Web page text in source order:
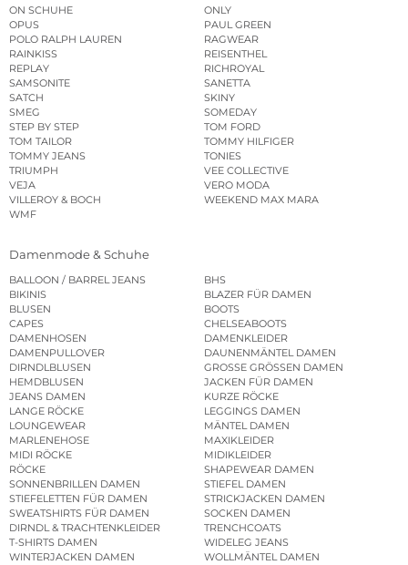
ON SCHUHE
ONLY
OPUS
PAUL GREEN
POLO RALPH LAUREN
RAGWEAR
RAINKISS
REISENTHEL
REPLAY
RICHROYAL
SAMSONITE
SANETTA
SATCH
SKINY
SMEG
SOMEDAY
STEP BY STEP
TOM FORD
TOM TAILOR
TOMMY HILFIGER
TOMMY JEANS
TONIES
TRIUMPH
VEE COLLECTIVE
VEJA
VERO MODA
VILLEROY & BOCH
WEEKEND MAX MARA
WMF
Damenmode & Schuhe
BALLOON / BARREL JEANS
BHS
BIKINIS
BLAZER FÜR DAMEN
BLUSEN
BOOTS
CAPES
CHELSEABOOTS
DAMENHOSEN
DAMENKLEIDER
DAMENPULLOVER
DAUNENMÄNTEL DAMEN
DIRNDLBLUSEN
GROSSE GRÖSSEN DAMEN
HEMDBLUSEN
JACKEN FÜR DAMEN
JEANS DAMEN
KURZE RÖCKE
LANGE RÖCKE
LEGGINGS DAMEN
LOUNGEWEAR
MÄNTEL DAMEN
MARLENEHOSE
MAXIKLEIDER
MIDI RÖCKE
MIDIKLEIDER
RÖCKE
SHAPEWEAR DAMEN
SONNENBRILLEN DAMEN
STIEFEL DAMEN
STIEFELETTEN FÜR DAMEN
STRICKJACKEN DAMEN
SWEATSHIRTS FÜR DAMEN
SOCKEN DAMEN
DIRNDL & TRACHTENKLEIDER
TRENCHCOATS
T-SHIRTS DAMEN
WIDELEG JEANS
WINTERJACKEN DAMEN
WOLLMÄNTEL DAMEN